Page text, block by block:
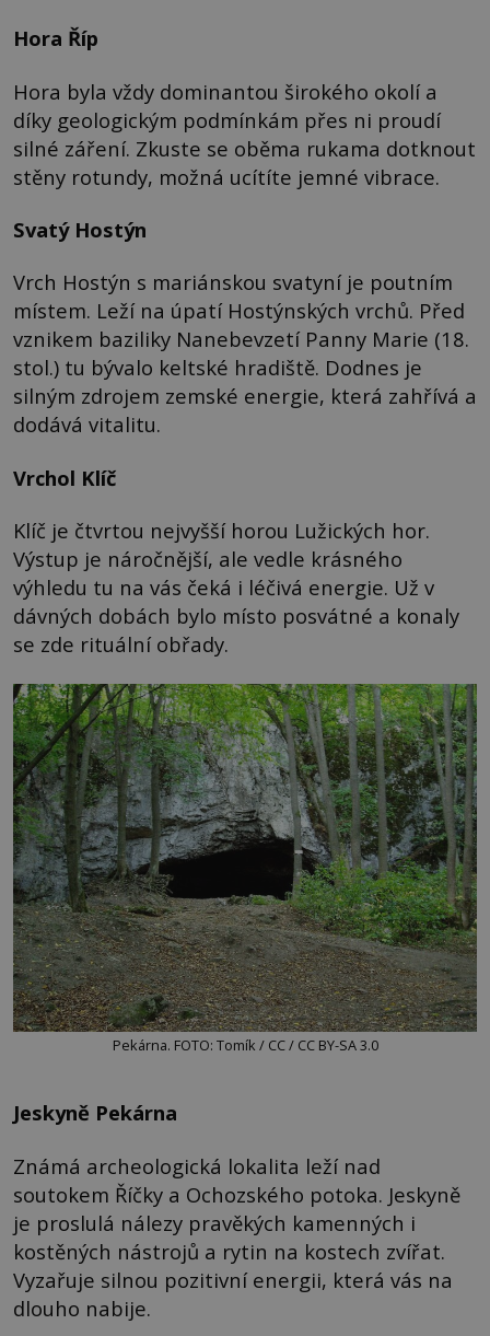
Hora Říp
Hora byla vždy dominantou širokého okolí a
díky geologickým podmínkám přes ni proudí
silné záření. Zkuste se oběma rukama dotknout
stěny rotundy, možná ucítíte jemné vibrace.
Svatý Hostýn
Vrch Hostýn s mariánskou svatyní je poutním
místem. Leží na úpatí Hostýnských vrchů. Před
vznikem baziliky Nanebevzetí Panny Marie (18.
stol.) tu bývalo keltské hradiště. Dodnes je
silným zdrojem zemské energie, která zahřívá a
dodává vitalitu.
Vrchol Klíč
Klíč je čtvrtou nejvyšší horou Lužických hor.
Výstup je náročnější, ale vedle krásného
výhledu tu na vás čeká i léčivá energie. Už v
dávných dobách bylo místo posvátné a konaly
se zde rituální obřady.
Pekárna. FOTO: Tomík / CC / CC BY-SA 3.0
Jeskyně Pekárna
Známá archeologická lokalita leží nad
soutokem Říčky a Ochozského potoka. Jeskyně
je proslulá nálezy pravěkých kamenných i
kostěných nástrojů a rytin na kostech zvířat.
Vyzařuje silnou pozitivní energii, která vás na
dlouho nabije.